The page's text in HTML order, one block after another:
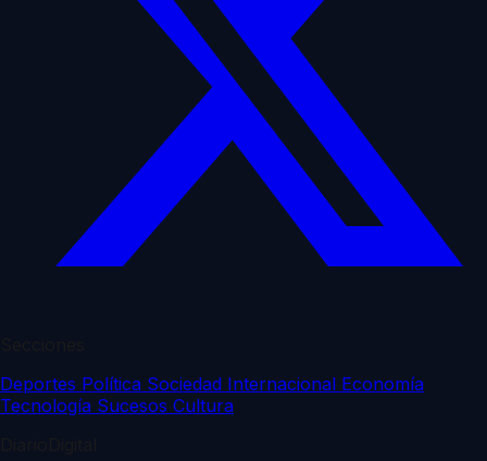
Deportes Política Sociedad Internacional Economía
Tecnología Sucesos Cultura